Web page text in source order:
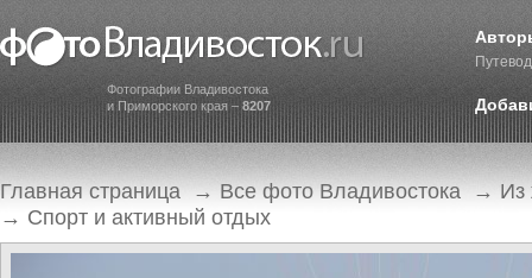
Фотографии Владивостока
и Приморского края – 8207
Главная страница → Все фото Владивостока → Из
→ Спорт и активный отдых